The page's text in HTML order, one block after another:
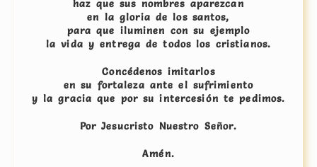
haz que sus nombres aparezcan
en la gloria de los santos,
para que iluminen con su ejemplo
la vida y entrega de todos los cristianos.
Concédenos imitarlos
en su fortaleza ante el sufrimiento
y la gracia que por su intercesión te pedimos.
Por Jesucristo Nuestro Señor.
Amén.